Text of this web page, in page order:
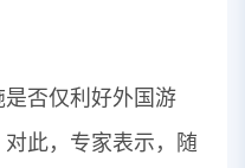
否仅利好外国游
此，专家表示，随